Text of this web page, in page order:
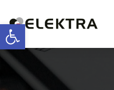
Otwórz pasek narzędzi